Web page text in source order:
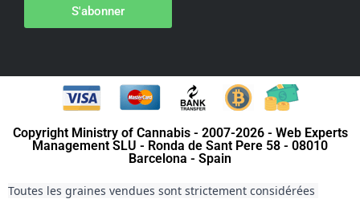
S'abonner
Copyright Ministry of Cannabis - 2007-2026 - Web Experts
Management SLU - Ronda de Sant Pere 58 - 08010
Barcelona - Spain
Toutes les graines vendues sont strictement considérées